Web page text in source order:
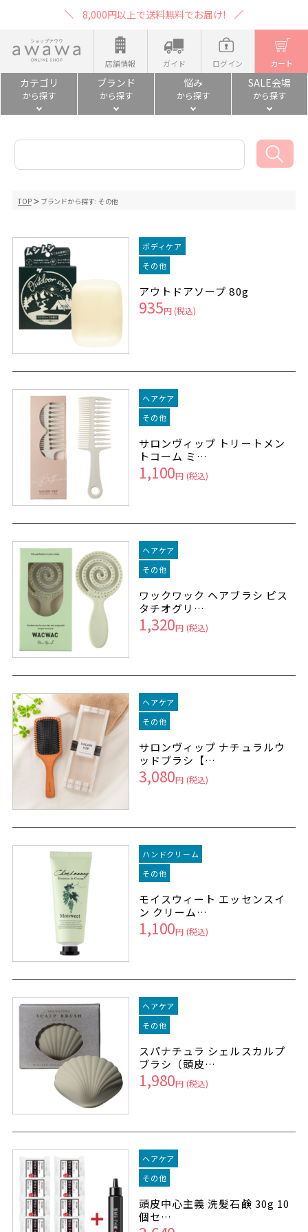
8,000円以上で送料無料でお届け!
店舗情報 ガイド ログイン カート
カテゴリ
から探す
ブランド
から探す
悩み
から探す
SALE会場
から探す
TOP ブランドから探す: その他
ボディケア
その他
アウトドアソープ 80g
935円 (税込)
ヘアケア
その他
サロンヴィップ トリートメン
トコーム ミ…
1,100円 (税込)
ヘアケア
その他
ワックワック ヘアブラシ ピス
タチオグリ…
1,320円 (税込)
ヘアケア
その他
サロンヴィップ ナチュラルウ
ッドブラシ【…
3,080円 (税込)
ハンドクリーム
その他
モイスウィート エッセンスイ
ン クリーム…
1,100円 (税込)
ヘアケア
その他
スパナチュラ シェルスカルプ
ブラシ（頭皮…
1,980円 (税込)
ヘアケア
その他
頭皮中心主義 洗髪石鹸 30g 10
個セ…